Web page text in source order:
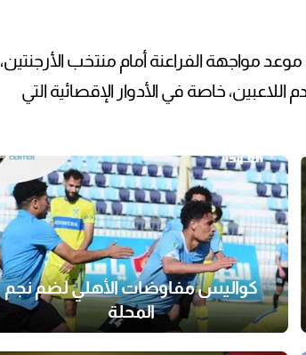
مواجهة الفراعنة أمام منتخب الأرجنتين،
خاصة في الأدوار الإقصائية التي
كواليس مفاوضات الأهلي لضم نجم
المحلة